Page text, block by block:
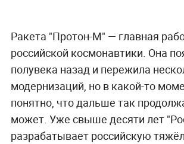
Ракета "Протон-М" — главная
российской космонавтики. Она
полувека назад и пережила
модернизаций, но в какой-то
понятно, что дальше так
может. Уже свыше десяти лет
разрабатывает российскую